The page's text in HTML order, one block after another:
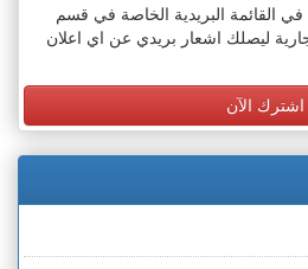
القائمة البريدية الخاصة في قسم
ليصلك اشعار بريدي عن اي اعلان
اشترك الآن